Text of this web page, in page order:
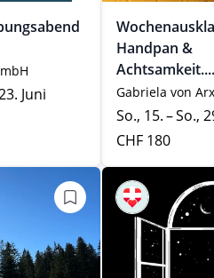
Juni
Handpan &
Gabriela von
So., 15. – So.,
CHF 180